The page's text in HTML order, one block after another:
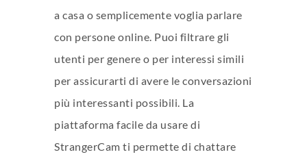
a casa o semplicemente voglia parlare
con persone online. Puoi filtrare gli
utenti per genere o per interessi simili
per assicurarti di avere le conversazioni
più interessanti possibili. La
piattaforma facile da usare di
StrangerCam ti permette di chattare